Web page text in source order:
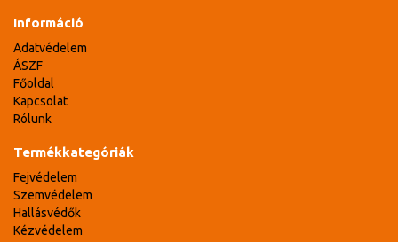
Információ
Adatvédelem
ÁSZF
Főoldal
Kapcsolat
Rólunk
Termékkategóriák
Fejvédelem
Szemvédelem
Hallásvédők
Kézvédelem